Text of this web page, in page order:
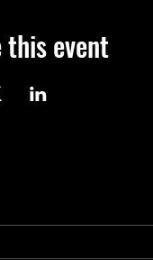
this event